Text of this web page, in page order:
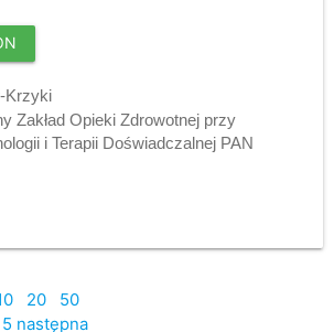
Krzyki
Zakład Opieki Zdrowotnej przy
i Terapii Doświadczalnej PAN
20
50
5 następna